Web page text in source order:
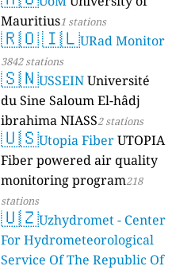
Mauritius1 stations
🇷🇴🇮🇱URad Monitor
3842 stations
🇸🇳USSEINUniversité
du Sine Saloum El-hâdj
ibrahima NIASS2 stations
🇺🇸Utopia FiberUTOPIA
Fiber powered air quality
monitoring program218
stations
🇺🇿Uzhydromet - Center
For Hydrometeorological
Service Of The Republic Of